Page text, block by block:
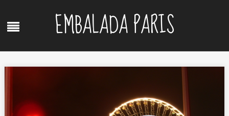
contentMenu EMBALADA PARIS